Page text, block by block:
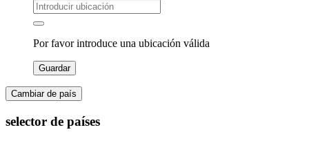
Por favor introduce una ubicación válida
Guardar
Cambiar de país
selector de países